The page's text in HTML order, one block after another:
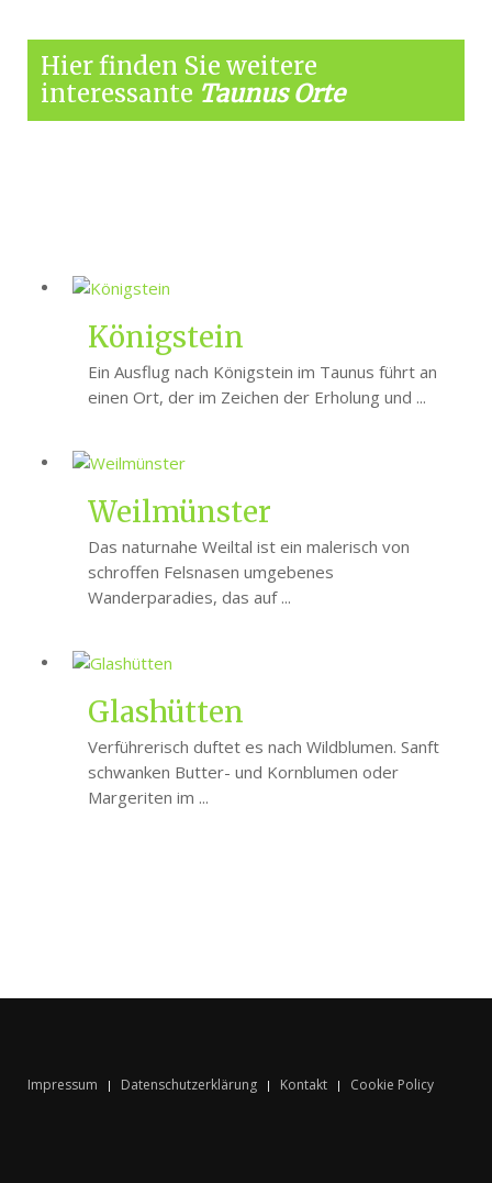
Hier finden Sie weitere
interessante Taunus Orte
Königstein
Ein Ausflug nach Königstein im Taunus führt an
einen Ort, der im Zeichen der Erholung und ...
Weilmünster
Das naturnahe Weiltal ist ein malerisch von
schroffen Felsnasen umgebenes
Wanderparadies, das auf ...
Glashütten
Verführerisch duftet es nach Wildblumen. Sanft
schwanken Butter- und Kornblumen oder
Margeriten im ...
Impressum Datenschutzerklärung Kontakt Cookie Policy